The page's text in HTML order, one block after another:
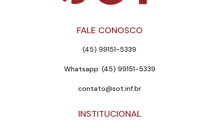
FALE CONOSCO
(45) 99151-5339
Whatsapp: (45) 99151-5339
contato@sot.inf.br
INSTITUCIONAL